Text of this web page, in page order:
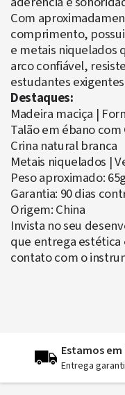
Com
comprimento,
e metais niquelados
arco confiável,
estudantes
Destaques:
Madeira maciça |
Talão em ébano com
Crina natural branca
Metais niquelados |
Peso aproximado:
Garantia: 90 dias
Origem: China
Invista no seu
que entrega
contato com o
Estamos
Entrega